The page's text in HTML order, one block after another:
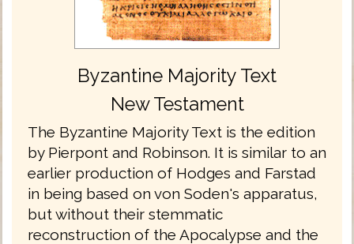
Byzantine Majority Text
New Testament
The Byzantine Majority Text is the edition
by Pierpont and Robinson. It is similar to an
earlier production of Hodges and Farstad
in being based on von Soden's apparatus,
but without their stemmatic
reconstruction of the Apocalypse and the